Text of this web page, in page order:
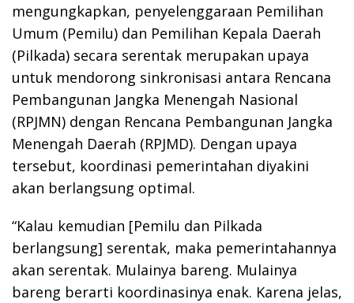
mengungkapkan, penyelenggaraan Pemilihan
Umum (Pemilu) dan Pemilihan Kepala Daerah
(Pilkada) secara serentak merupakan upaya
untuk mendorong sinkronisasi antara Rencana
Pembangunan Jangka Menengah Nasional
(RPJMN) dengan Rencana Pembangunan Jangka
Menengah Daerah (RPJMD). Dengan upaya
tersebut, koordinasi pemerintahan diyakini
akan berlangsung optimal.
“Kalau kemudian [Pemilu dan Pilkada
berlangsung] serentak, maka pemerintahannya
akan serentak. Mulainya bareng. Mulainya
bareng berarti koordinasinya enak. Karena jelas,